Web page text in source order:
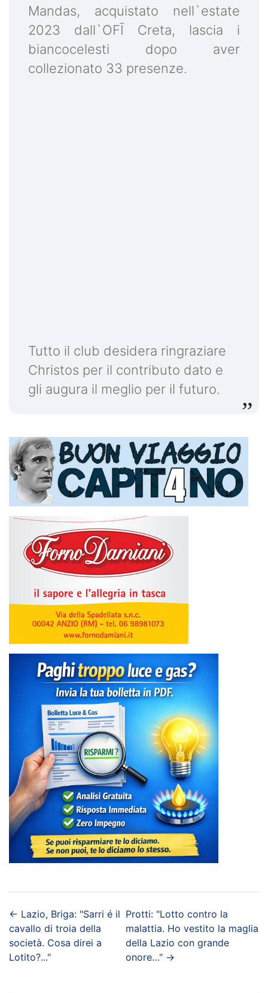
Mandas, acquistato nell`estate
2023 dall`OFĪ Creta, lascia i
biancocelesti dopo aver
collezionato 33 presenze.
Tutto il club desidera ringraziare
Christos per il contributo dato e
gli augura il meglio per il futuro.
← Lazio, Briga: "Sarri é il
cavallo di troia della
società. Cosa direi a
Lotito?..."
Protti: "Lotto contro la
malattia. Ho vestito la maglia
della Lazio con grande
onore…" →